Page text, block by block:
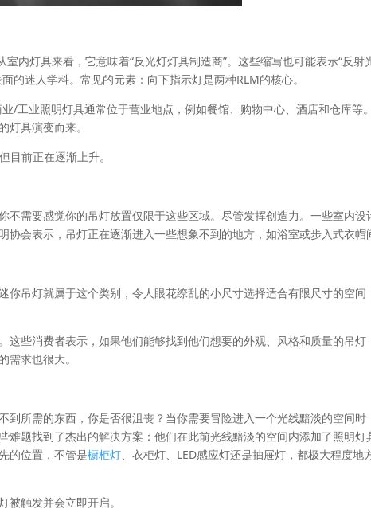
内灯具来看，它意味着“反光灯灯具制造商”。这些缩写也可能表示“反射
的迷人学科。常见的元素：向下指示灯是两种RLM的核心。
/工业照明灯具通常位于营业地点，例如餐馆、购物中心、酒店和仓库等
灯具演变而来。
目前正在逐渐上升。
不需要感觉你的吊灯放置仅限于这些区域。尽管发挥创造力。一些室内设
会表示，吊灯正在逐渐进入一些想象不到的地方，如浴室或步入式衣帽
你吊灯就属于这个类别，令人眼花缭乱的小尺寸选择适合有限尺寸的空间
这些消费者表示，如果他们能够找到他们想要的外观、风格和质量的吊灯
需求也很大。
到所需的东西，你是否很沮丧？当你需要冒险进入一个光线黯淡的空间时
题找到了杰出的解决方案：他们在此前光线黯淡的空间内添加了照明灯
的位置，不管是橱柜灯、衣柜灯、LED感应灯还是抽屉灯，都极大程度地
触发并会立即开启。